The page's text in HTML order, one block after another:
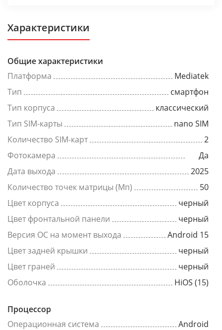
Характеристики
Общие характеристики
Платформа
Mediatek
Тип
смартфон
Тип корпуса
классический
Тип SIM-карты
nano SIM
Количество SIM-карт
2
Фотокамера
Да
Дата выхода
2025
Количество точек матрицы (Мп)
50
Цвет корпуса
черный
Цвет фронтальной панели
черный
Версия ОС на момент выхода
Android 15
Цвет задней крышки
черный
Цвет граней
черный
Оболочка
HiOS (15)
Процессор
Операционная система
Android